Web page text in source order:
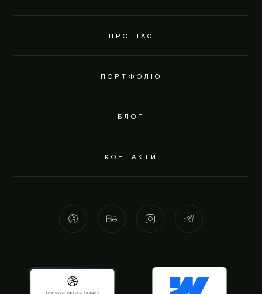
ПРО НАС
ПОРТФОЛІО
БЛОГ
КОНТАКТИ